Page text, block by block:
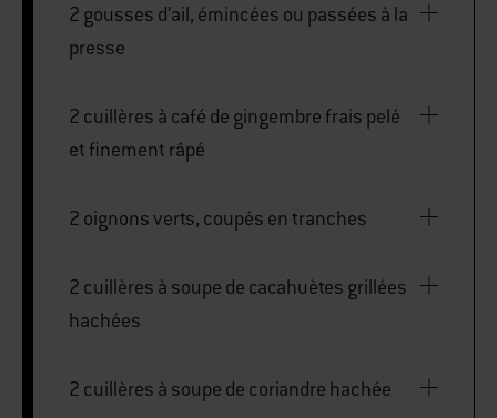
2 gousses d’ail, émincées ou passées à la
presse
2 cuillères à café de gingembre frais pelé
et finement râpé
2 oignons verts, coupés en tranches
2 cuillères à soupe de cacahuètes grillées
hachées
2 cuillères à soupe de coriandre hachée